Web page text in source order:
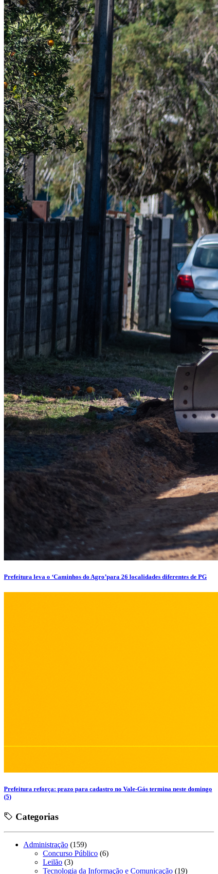
Prefeitura leva o ‘Caminhos do Agro’para 26 localidades diferentes de PG
Prefeitura reforça: prazo para cadastro no Vale-Gás termina neste domingo
(5)
Categorias
Administração (159)
Concurso Público (6)
Leilão (3)
Tecnologia da Informação e Comunicação (19)